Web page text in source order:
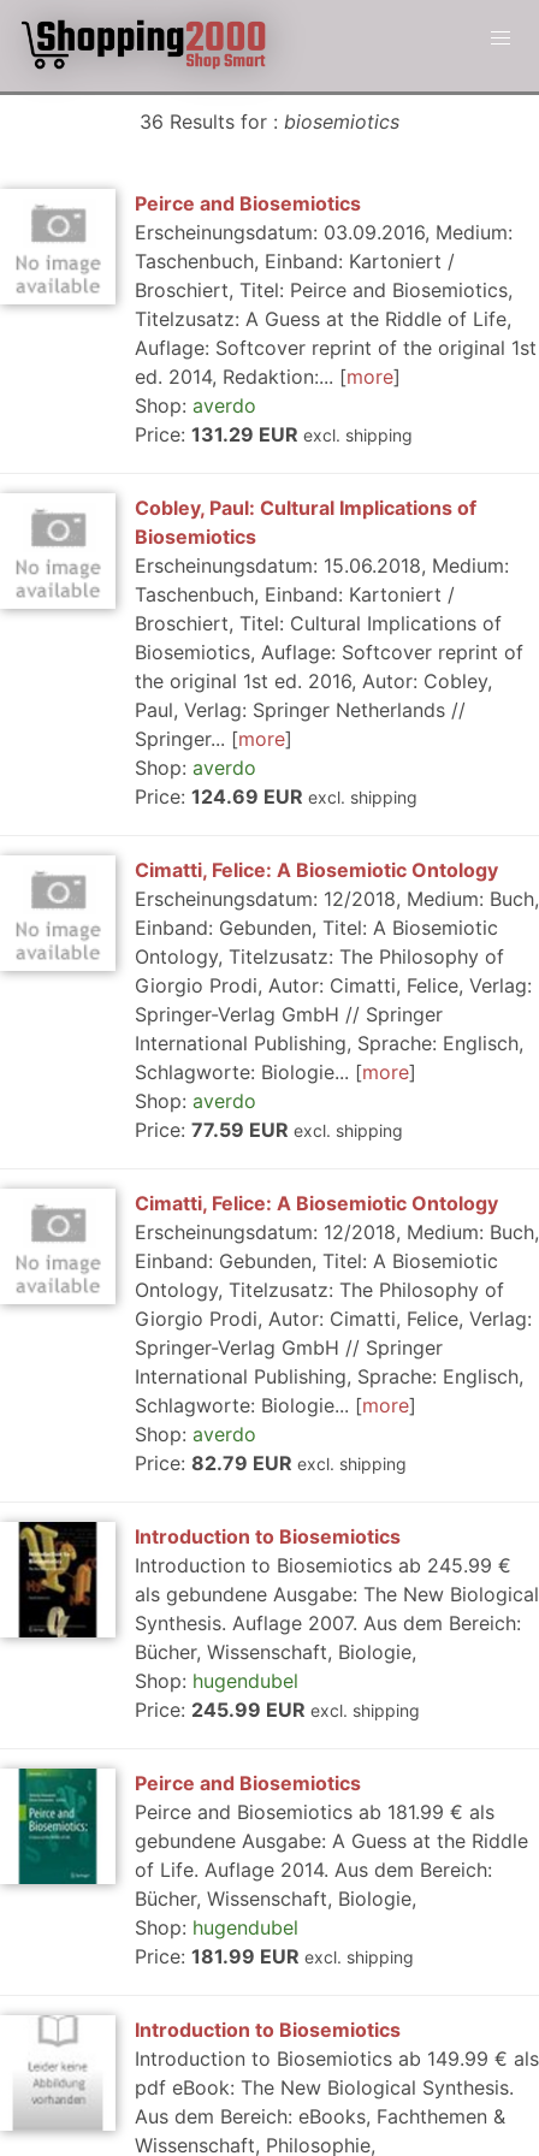
36 Results for : biosemiotics
Peirce and Biosemiotics
Erscheinungsdatum: 03.09.2016, Medium:
Taschenbuch, Einband: Kartoniert /
Broschiert, Titel: Peirce and Biosemiotics,
Titelzusatz: A Guess at the Riddle of Life,
Auflage: Softcover reprint of the original 1st
ed. 2014, Redaktion:...
more
Shop: averdo
Price: 131.29 EUR excl. shipping
Cobley, Paul: Cultural Implications of
Biosemiotics
Erscheinungsdatum: 15.06.2018, Medium:
Taschenbuch, Einband: Kartoniert /
Broschiert, Titel: Cultural Implications of
Biosemiotics, Auflage: Softcover reprint of
the original 1st ed. 2016, Autor: Cobley,
Paul, Verlag: Springer Netherlands //
Springer...
more
Shop: averdo
Price: 124.69 EUR excl. shipping
Cimatti, Felice: A Biosemiotic Ontology
Erscheinungsdatum: 12/2018, Medium: Buch,
Einband: Gebunden, Titel: A Biosemiotic
Ontology, Titelzusatz: The Philosophy of
Giorgio Prodi, Autor: Cimatti, Felice, Verlag:
Springer-Verlag GmbH // Springer
International Publishing, Sprache: Englisch,
Schlagworte: Biologie...
more
Shop: averdo
Price: 77.59 EUR excl. shipping
Cimatti, Felice: A Biosemiotic Ontology
Erscheinungsdatum: 12/2018, Medium: Buch,
Einband: Gebunden, Titel: A Biosemiotic
Ontology, Titelzusatz: The Philosophy of
Giorgio Prodi, Autor: Cimatti, Felice, Verlag:
Springer-Verlag GmbH // Springer
International Publishing, Sprache: Englisch,
Schlagworte: Biologie...
more
Shop: averdo
Price: 82.79 EUR excl. shipping
Introduction to Biosemiotics
Introduction to Biosemiotics ab 245.99 €
als gebundene Ausgabe: The New Biological
Synthesis. Auflage 2007. Aus dem Bereich:
Bücher, Wissenschaft, Biologie,
Shop: hugendubel
Price: 245.99 EUR excl. shipping
Peirce and Biosemiotics
Peirce and Biosemiotics ab 181.99 € als
gebundene Ausgabe: A Guess at the Riddle
of Life. Auflage 2014. Aus dem Bereich:
Bücher, Wissenschaft, Biologie,
Shop: hugendubel
Price: 181.99 EUR excl. shipping
Introduction to Biosemiotics
Introduction to Biosemiotics ab 149.99 € als
pdf eBook: The New Biological Synthesis.
Aus dem Bereich: eBooks, Fachthemen &
Wissenschaft, Philosophie,